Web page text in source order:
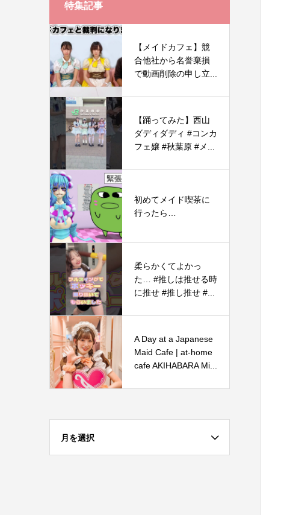
特集記事
【メイドカフェ】競
合他社から名誉棄損
で動画削除の申し立...
【踊ってみた】西山
ダディダディ #コンカ
フェ嬢 #秋葉原 #メ...
初めてメイド喫茶に
行ったら…
柔らかくてよかっ
た… #推しは推せる時
に推せ #推し推せ #...
A Day at a Japanese
Maid Cafe | at-home
cafe AKIHABARA Mi...
月を選択